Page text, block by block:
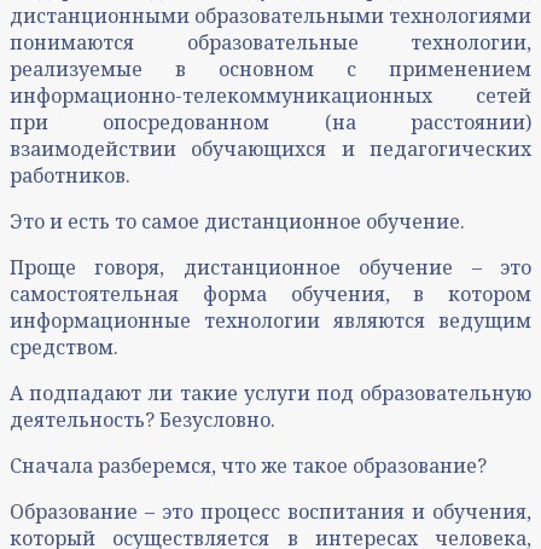
дистанционными образовательными технологиями
понимаются образовательные технологии,
реализуемые в основном с применением
информационно-телекоммуникационных сетей
при опосредованном (на расстоянии)
взаимодействии обучающихся и педагогических
работников.
Это и есть то самое дистанционное обучение.
Проще говоря, дистанционное обучение – это
самостоятельная форма обучения, в котором
информационные технологии являются ведущим
средством.
А подпадают ли такие услуги под образовательную
деятельность? Безусловно.
Сначала разберемся, что же такое образование?
Образование – это процесс воспитания и обучения,
который осуществляется в интересах человека,